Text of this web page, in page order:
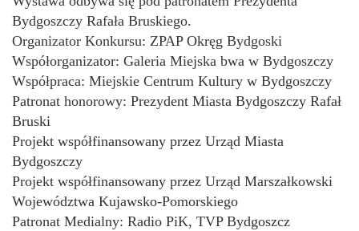
Bydgoszczy Rafała Bruskiego.
Organizator Konkursu: ZPAP Okręg Bydgoski
Współorganizator: Galeria Miejska bwa w Bydgoszczy
Współpraca: Miejskie Centrum Kultury w Bydgoszczy
Patronat honorowy: Prezydent Miasta Bydgoszczy Rafał
Bruski
Projekt współfinansowany przez Urząd Miasta
Bydgoszczy
Projekt współfinansowany przez Urząd Marszałkowski
Województwa Kujawsko-Pomorskiego
Patronat Medialny: Radio PiK, TVP Bydgoszcz